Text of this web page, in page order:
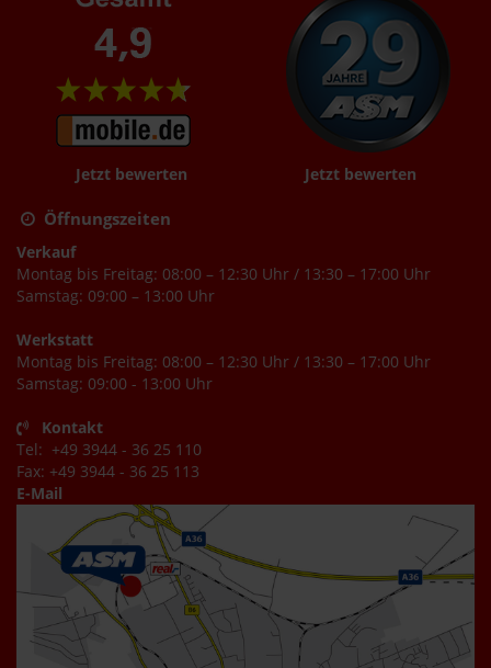
Jetzt bewerten Jetzt bewerten
Öffnungszeiten
Verkauf
Montag bis Freitag: 08:00 – 12:30 Uhr / 13:30 – 17:00 Uhr
Samstag: 09:00 – 13:00 Uhr
Werkstatt
Montag bis Freitag: 08:00 – 12:30 Uhr / 13:30 – 17:00 Uhr
Samstag: 09:00 - 13:00 Uhr
Kontakt
Tel: +49 3944 - 36 25 110
Fax: +49 3944 - 36 25 113
E-Mail